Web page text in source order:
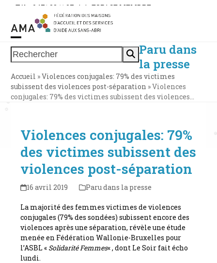
Skip
content
Tél. : 0471 38 11 37 | | ESPACE MEMBRE
Rechercher
Open
mobile
menu
Close
mobile
menu
Paru dans
la presse
Accueil »Violences conjugales: 79% des victimes
subissent des violences post-séparation »Violences
conjugales: 79% des victimes subissent des violences…
Violences conjugales: 79%
des victimes subissent des
violences post-séparation
16 avril 2019 Paru dans la presse
La majorité des femmes victimes de violences
conjugales (79% des sondées) subissent encore des
violences après une séparation, révèle une étude
menée en Fédération Wallonie-Bruxelles pour
l’ASBL « Solidarité Femmes« , dont Le Soir fait écho
lundi.